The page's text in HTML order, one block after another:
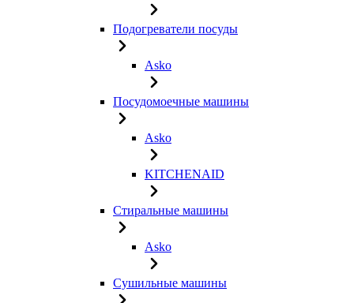
Подогреватели посуды
Asko
Посудомоечные машины
Asko
KITCHENAID
Стиральные машины
Asko
Сушильные машины